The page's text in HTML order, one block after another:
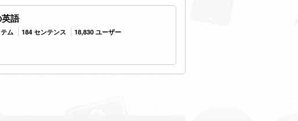
語
ム 184 センテンス
18,830 ユーザー